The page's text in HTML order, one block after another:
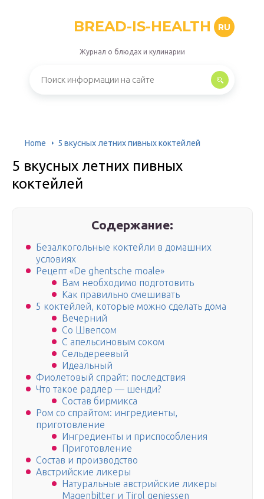
BREAD-IS-HEALTH RU
Журнал о блюдах и кулинарии
Home 5 вкусных летних пивных коктейлей
5 вкусных летних пивных
коктейлей
Содержание:
Безалкогольные коктейли в домашних
условиях
Рецепт «De ghentsche moale»
Вам необходимо подготовить
Как правильно смешивать
5 коктейлей, которые можно сделать дома
Вечерний
Со Швепсом
С апельсиновым соком
Сельдереевый
Идеальный
Фиолетовый спрайт: последствия
Что такое радлер — шенди?
Состав бирмикса
Ром со спрайтом: ингредиенты,
приготовление
Ингредиенты и приспособления
Приготовление
Состав и производство
Австрийские ликеры
Натуральные австрийские ликеры
Magenbitter и Tirol geniessen